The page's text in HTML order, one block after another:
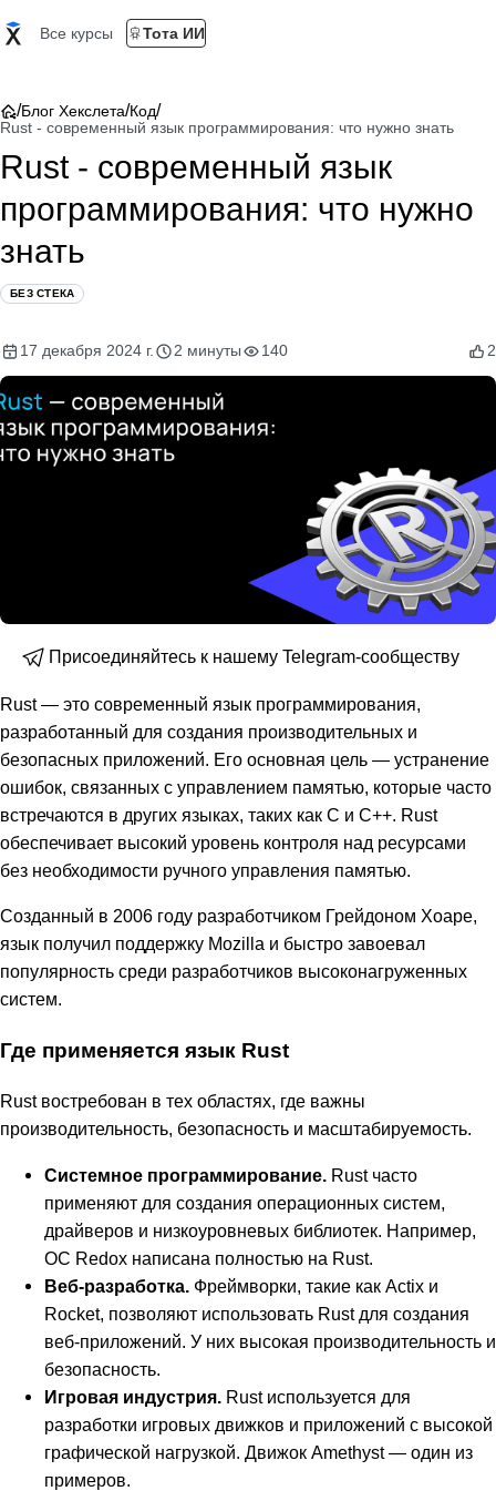
Все курсы Тота ИИ
/Блог Хекслета/Код/
Rust - современный язык программирования: что нужно знать
Rust - современный язык
программирования: что нужно
знать
БЕЗ СТЕКА
17 декабря 2024 г. 2 минуты 140 2
Присоединяйтесь к нашему Telegram-сообществу
Rust — это современный язык программирования,
разработанный для создания производительных и
безопасных приложений. Его основная цель — устранение
ошибок, связанных с управлением памятью, которые часто
встречаются в других языках, таких как C и C++. Rust
обеспечивает высокий уровень контроля над ресурсами
без необходимости ручного управления памятью.
Созданный в 2006 году разработчиком Грейдоном Хоаре,
язык получил поддержку Mozilla и быстро завоевал
популярность среди разработчиков высоконагруженных
систем.
Где применяется язык Rust
Rust востребован в тех областях, где важны
производительность, безопасность и масштабируемость.
Системное программирование. Rust часто
применяют для создания операционных систем,
драйверов и низкоуровневых библиотек. Например,
ОС Redox написана полностью на Rust.
Веб-разработка. Фреймворки, такие как Actix и
Rocket, позволяют использовать Rust для создания
веб-приложений. У них высокая производительность и
безопасность.
Игровая индустрия. Rust используется для
разработки игровых движков и приложений с высокой
графической нагрузкой. Движок Amethyst — один из
примеров.